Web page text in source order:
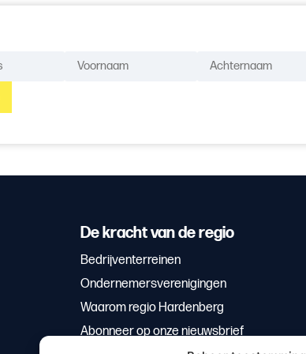
De kracht van de regio
Bedrijventerreinen
Ondernemersverenigingen
Waarom regio Hardenberg
Abonneer op onze nieuwsbrief